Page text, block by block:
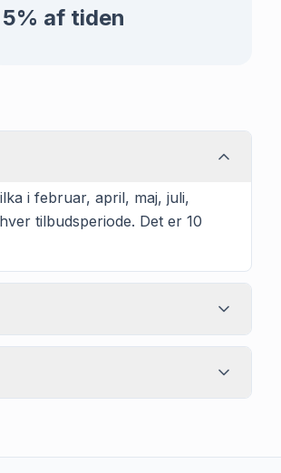
5% af tiden
i februar, april, maj, juli,
tilbudsperiode. Det er 10